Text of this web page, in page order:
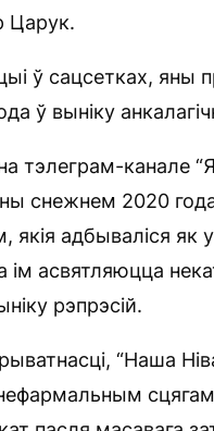
Царук.
ў сацсетках, яны
ў выніку
тэлеграм-канале
снежнем 2020
якія адбываліся як
ім асвятляюцца
рэпрэсій.
“Наша